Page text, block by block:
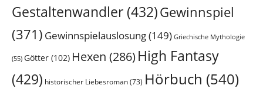
Gestaltenwandler (432)Gewinnspiel
(371) Gewinnspielauslosung(149) Griechische Mythologie
(55) Götter (102) Hexen (286) High Fantasy
(429) historischer Liebesroman(73) Hörbuch (540)